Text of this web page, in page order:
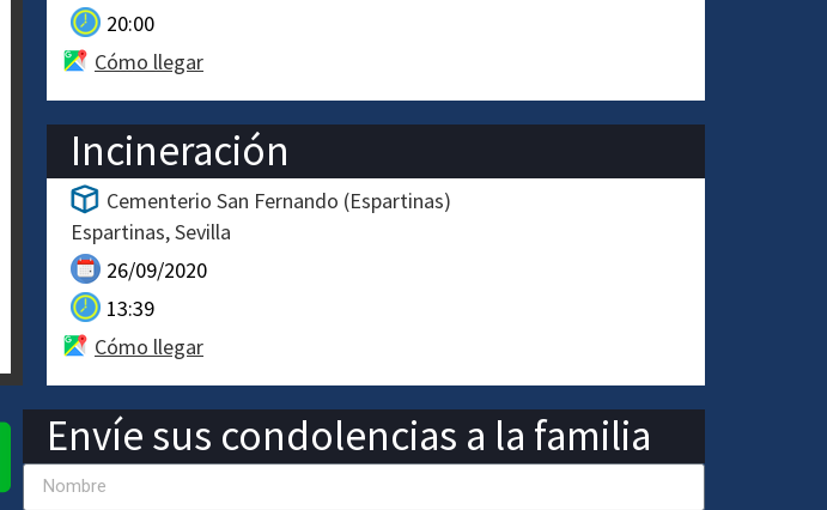
20:00
Cómo llegar
Incineración
Cementerio San Fernando (Espartinas)
Espartinas Sevilla
26/09/2020
13:39
Cómo llegar
Envíe sus condolencias a la familia